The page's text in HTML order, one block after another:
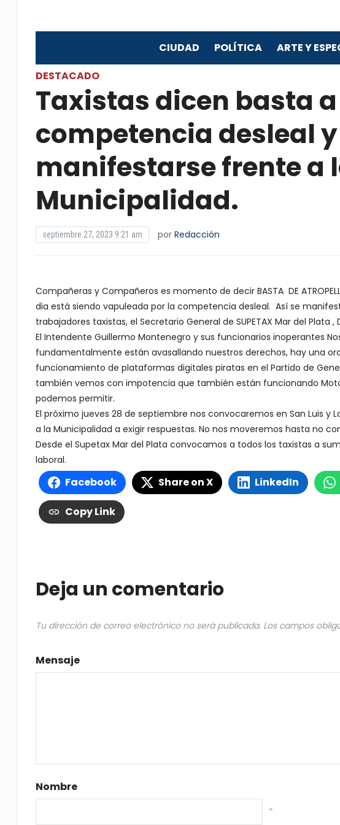
CIUDAD POLÍTICA ARTE Y
DESTACADO
Taxistas dicen basta
competencia desleal
manifestarse frente a
Municipalidad.
septiembre 27, 2023 9:21 am por Redacción
Compañeras y Compañeros es momento de decir BASTA DE
dia está siendo vapuleada por la competencia desleal. Así se
trabajadores taxistas, el Secretario General de SUPETAX Mar del Plata
El Intendente Guillermo Montenegro y sus funcionarios inoperantes
fundamentalmente están avasallando nuestros derechos, hay una
funcionamiento de plataformas digitales piratas en el Partido de
también vemos con impotencia que también están funcionando
podemos permitir.
El próximo jueves 28 de septiembre nos convocaremos en San Luis y
a la Municipalidad a exigir respuestas. No nos moveremos hasta no
Desde el Supetax Mar del Plata convocamos a todos los taxistas a
laboral.
Facebook Share on X LinkedIn
Copy Link
Deja un comentario
Tu dirección de correo electrónico no será publicada. Los campos
Mensaje
Nombre
*